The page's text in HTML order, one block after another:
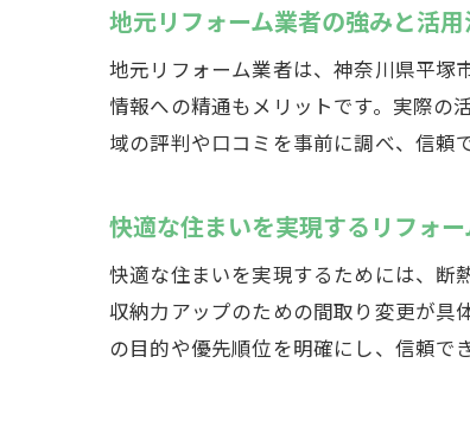
地元リフォーム業者の強みと活
地元リフォーム業者は、神奈川県平塚
情報への精通もメリットです。実際の
域の評判や口コミを事前に調べ、信頼
快適な住まいを実現するリフォ
快適な住まいを実現するためには、断
収納力アップのための間取り変更が具
の目的や優先順位を明確にし、信頼で